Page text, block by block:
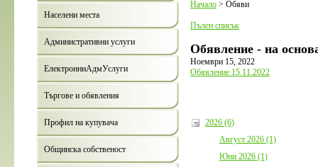
Населени места
Административни услуги
ЕлектронниАдмУслуги
Търгове и обявления
Профил на купувача
Общинска собственост
Начало > Обяви
Пълен списък
Обявление - на
Ноември 15, 2022
Обявление 15.11.2022
2026 (6)
Август 2026 (1)
Юни 2026 (1)